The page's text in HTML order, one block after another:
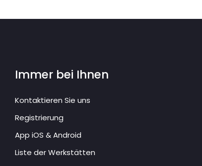
Immer bei Ihnen
Kontaktieren Sie uns
Registrierung
App iOS & Android
Liste der Werkstätten